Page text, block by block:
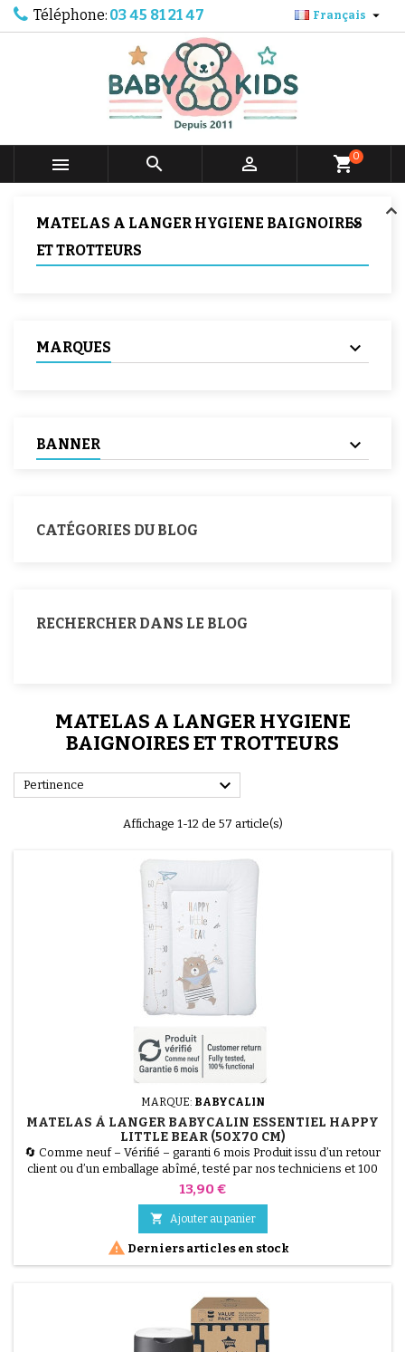
Téléphone: 03 45 81 21 47 Français 
   shopping_cart0
MATELAS A LANGER HYGIENE BAIGNOIRES
ET TROTTEURS
MARQUES
BANNER
CATÉGORIES DU BLOG
RECHERCHER DANS LE BLOG
MATELAS A LANGER HYGIENE
BAIGNOIRES ET TROTTEURS
Pertinence 
Affichage 1-12 de 57 article(s)
MARQUE: BABYCALIN
MATELAS À LANGER BABYCALIN ESSENTIEL HAPPY
LITTLE BEAR (50X70 CM)
🔄 Comme neuf – Vérifié – garanti 6 mois Produit issu d’un retour
client ou d’un emballage abîmé, testé par nos techniciens et 100
% fonctionnel. Le Matelas à Langer BABYCALIN Essentiel Happy
PVC imperméable est facile à nettoyer, tandis que son garnissage
en ouate de polyester assure un...
Prix
13,90 €
 Ajouter au panier
 Derniers articles en stock